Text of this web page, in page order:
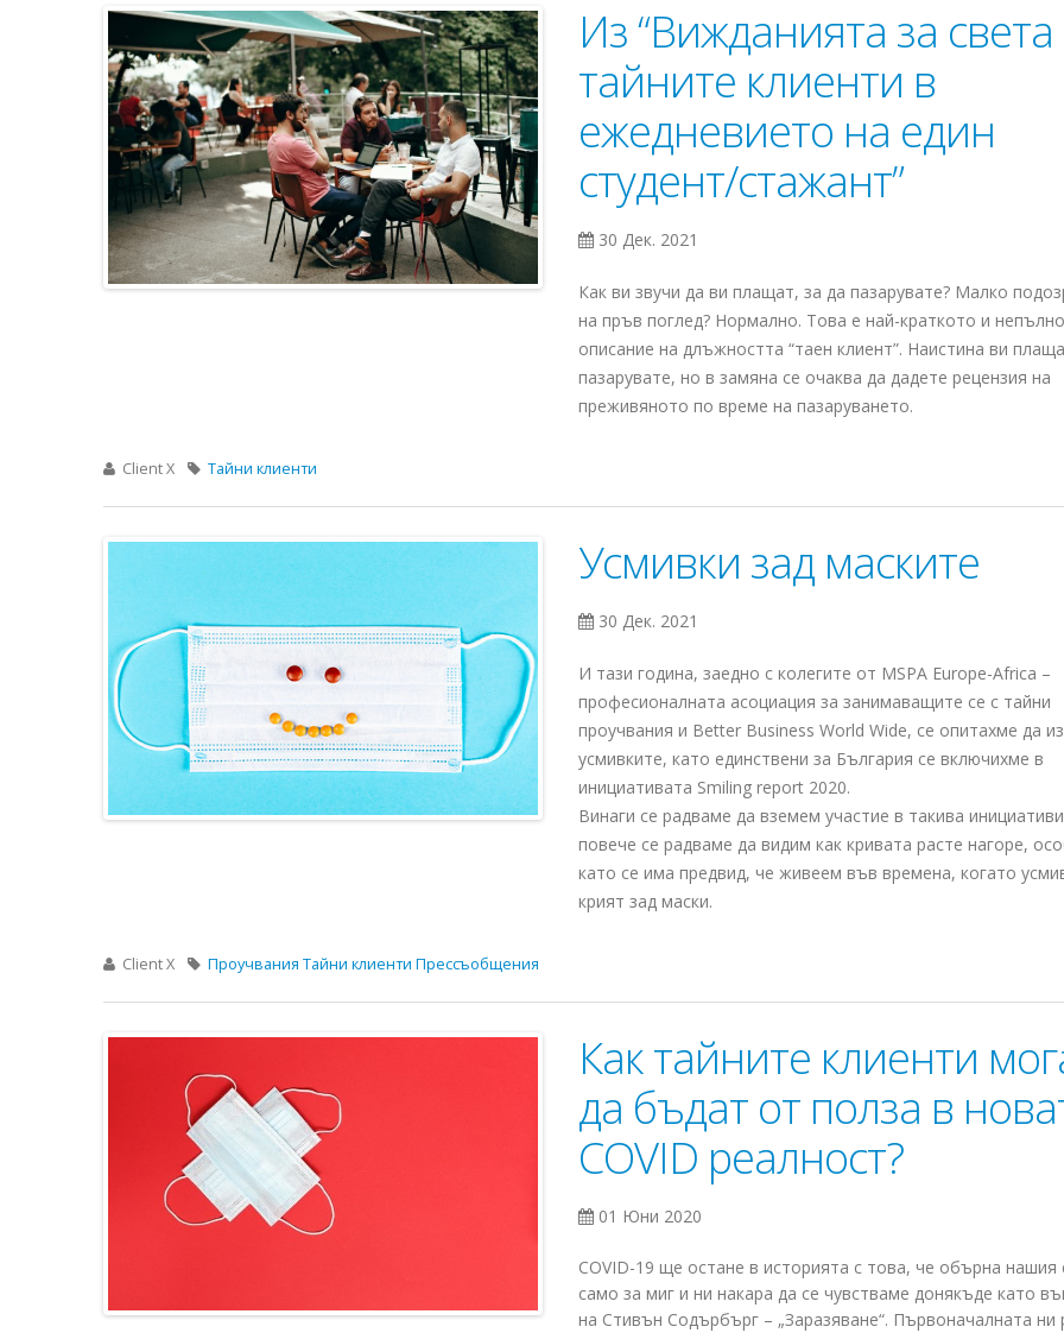
Из “Вижданията за
тайните клиенти в
ежедневието на един
студент/стажант”
30 Дек. 2021
Как ви звучи да ви плащат, за да пазарувате? Малко
на пръв поглед? Нормално. Това е най-краткото и непълно
описание на длъжността “таен клиент”. Наистина ви
пазарувате, но в замяна се очаква да дадете рецензия на
преживяното по време на пазаруването.
Client X Тайни клиенти
Усмивки зад маските
30 Дек. 2021
И тази година, заедно с колегите от MSPA Europe-Africa –
професионалната асоциация за занимаващите се с тайни
проучвания и Better Business World Wide, се опитахме да
усмивките, като единствени за България се включихме в
инициативата Smiling report 2020.
Винаги се радваме да вземем участие в такива
повече се радваме да видим как кривата расте нагоре,
като се има предвид, че живеем във времена, когато
крият зад маски.
Client X Проучвания Тайни клиенти Прессъобщения
Как тайните клиенти
да бъдат от полза в
COVID реалност?
01 Юни 2020
COVID-19 ще остане в историята с това, че обърна нашия
само за миг и ни накара да се чувстваме донякъде като
на Стивън Содърбърг – „Заразяване“. Първоначалната ни